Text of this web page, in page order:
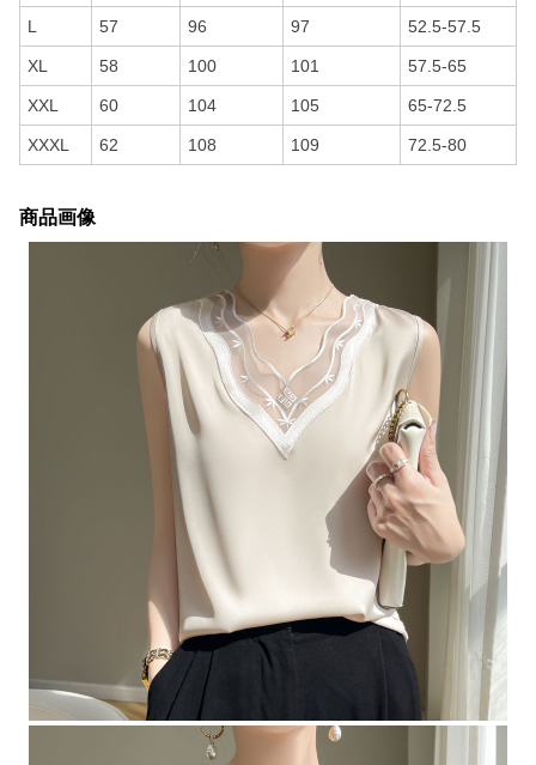
L 57 96 97 52.5-57.5
XL 58 100 101 57.5-65
XXL 60 104 105 65-72.5
XXXL 62 108 109 72.5-80
商品画像